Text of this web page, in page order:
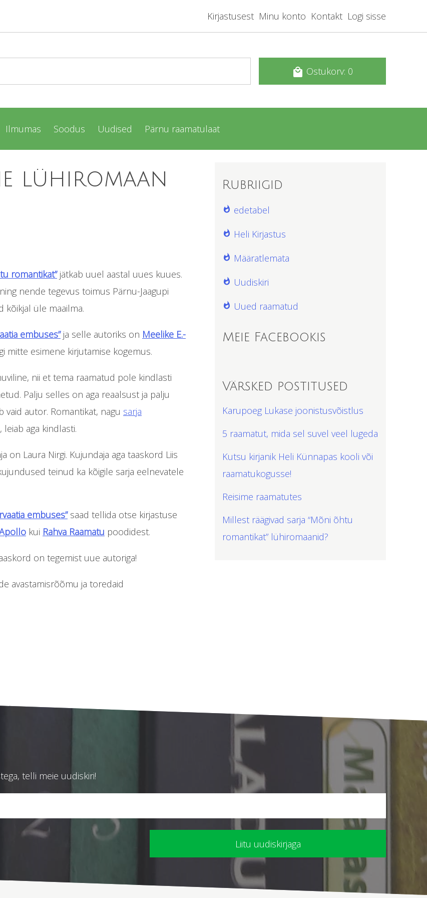
Kirjastusest Minu konto Kontakt Logi sisse
local_mall Ostukorv: 0
Ilmumas Soodus Uudised Pärnu raamatulaat
lühiromaan
romantikat”jätkab uuel aastal uues kuues.
ning nende tegevus toimus Pärnu-Jaagupi
kõikjal üle maailma.
embuses”ja selle autoriks on Meelike E.-
mitte esimene kirjutamise kogemus.
nii et tema raamatud pole kindlasti
Palju selles on aga reaalsust ja palju
vaid autor. Romantikat, nagu sarja
, leiab aga kindlasti.
on Laura Nirgi. Kujundaja aga taaskord Liis
teinud ka kõigile sarja eelnevatele
embuses”saad tellida otse kirjastuse
kui Rahva Raamatu poodidest.
on tegemist uue autoriga!
avastamisrõõmu ja toredaid
Rubriigid
edetabel
Heli Kirjastus
Määratlemata
Uudiskiri
Uued raamatud
Meie Facebookis
Värsked postitused
Karupoeg Lukase joonistusvõistlus
5 raamatut, mida sel suvel veel lugeda
Kutsu kirjanik Heli Künnapas kooli või
raamatukogusse!
Reisime raamatutes
Millest räägivad sarja “Mõni õhtu
romantikat” lühiromaanid?
telli meie uudiskiri!